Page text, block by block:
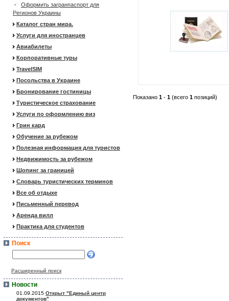
- Оформить загранпаспорт для
Регионов Украины
Каталог стран мира.
Услуги для иностранцев
Авиабилеты
Корпоративные туры
TravelSIM
Посольства в Украине
Бронирование гостиницы
Туристическое страхование
Услуги по оформлению виз
Грин кард
Обучение за рубежом
Полезная информация для туристов
Недвижимость за рубежом
Шопинг за границей
Словарь туристических терминов
Все об отдыхе
Письменный перевод
Аренда вилл
Практика для студентов
Поиск
Расширенный поиск
Новости
01.09.2015 Открыт "Единый центр
документов"
Показано 1 - 1 (всего 1 позиций)